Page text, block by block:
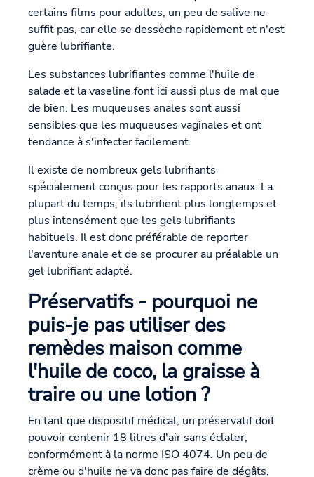
certains films pour adultes, un peu de salive ne
suffit pas, car elle se dessèche rapidement et n'est
guère lubrifiante.
Les substances lubrifiantes comme l'huile de
salade et la vaseline font ici aussi plus de mal que
de bien. Les muqueuses anales sont aussi
sensibles que les muqueuses vaginales et ont
tendance à s'infecter facilement.
Il existe de nombreux gels lubrifiants
spécialement conçus pour les rapports anaux. La
plupart du temps, ils lubrifient plus longtemps et
plus intensément que les gels lubrifiants
habituels. Il est donc préférable de reporter
l'aventure anale et de se procurer au préalable un
gel lubrifiant adapté.
Préservatifs - pourquoi ne
puis-je pas utiliser des
remèdes maison comme
l'huile de coco, la graisse à
traire ou une lotion ?
En tant que dispositif médical, un préservatif doit
pouvoir contenir 18 litres d'air sans éclater,
conformément à la norme ISO 4074. Un peu de
crème ou d'huile ne va donc pas faire de dégâts,